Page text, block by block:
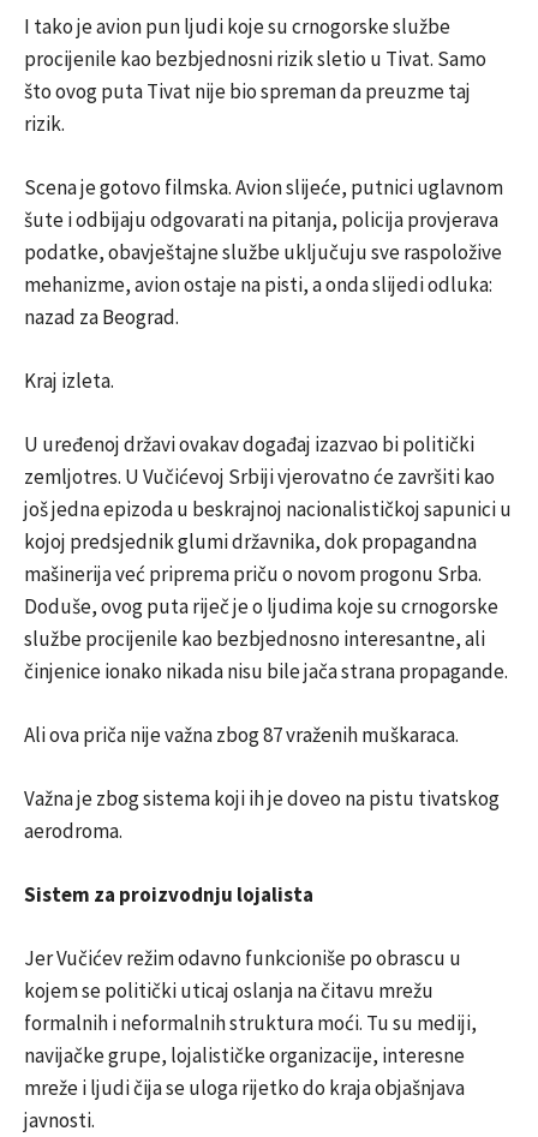
I tako je avion pun ljudi koje su crnogorske službe
procijenile kao bezbjednosni rizik sletio u Tivat. Samo
što ovog puta Tivat nije bio spreman da preuzme taj
rizik.
Scena je gotovo filmska. Avion slijeće, putnici uglavnom
šute i odbijaju odgovarati na pitanja, policija provjerava
podatke, obavještajne službe uključuju sve raspoložive
mehanizme, avion ostaje na pisti, a onda slijedi odluka:
nazad za Beograd.
Kraj izleta.
U uređenoj državi ovakav događaj izazvao bi politički
zemljotres. U Vučićevoj Srbiji vjerovatno će završiti kao
još jedna epizoda u beskrajnoj nacionalističkoj sapunici u
kojoj predsjednik glumi državnika, dok propagandna
mašinerija već priprema priču o novom progonu Srba.
Doduše, ovog puta riječ je o ljudima koje su crnogorske
službe procijenile kao bezbjednosno interesantne, ali
činjenice ionako nikada nisu bile jača strana propagande.
Ali ova priča nije važna zbog 87 vraženih muškaraca.
Važna je zbog sistema koji ih je doveo na pistu tivatskog
aerodroma.
Sistem za proizvodnju lojalista
Jer Vučićev režim odavno funkcioniše po obrascu u
kojem se politički uticaj oslanja na čitavu mrežu
formalnih i neformalnih struktura moći. Tu su mediji,
navijačke grupe, lojalističke organizacije, interesne
mreže i ljudi čija se uloga rijetko do kraja objašnjava
javnosti.